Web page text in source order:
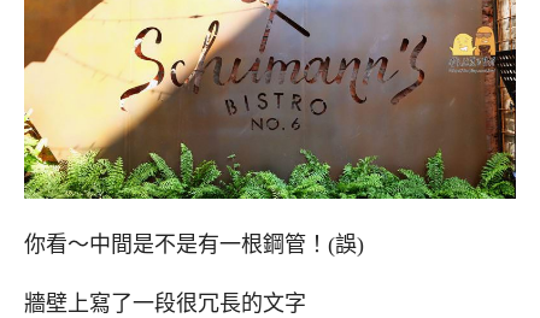
你看～中間是不是有一根鋼管！(誤)
牆壁上寫了一段很冗長的文字